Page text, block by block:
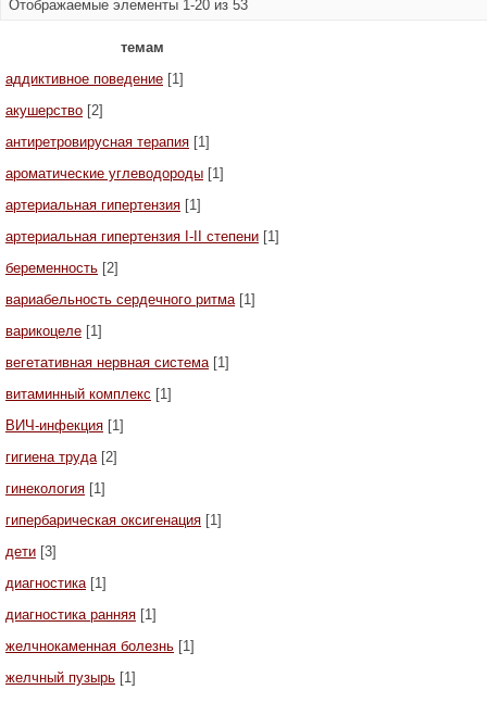
Отображаемые элементы 1-20 из 53
темам
аддиктивное поведение [1]
акушерство [2]
антиретровирусная терапия [1]
ароматические углеводороды [1]
артериальная гипертензия [1]
артериальная гипертензия I-II степени [1]
беременность [2]
вариабельность сердечного ритма [1]
варикоцеле [1]
вегетативная нервная система [1]
витаминный комплекс [1]
ВИЧ-инфекция [1]
гигиена труда [2]
гинекология [1]
гипербарическая оксигенация [1]
дети [3]
диагностика [1]
диагностика ранняя [1]
желчнокаменная болезнь [1]
желчный пузырь [1]